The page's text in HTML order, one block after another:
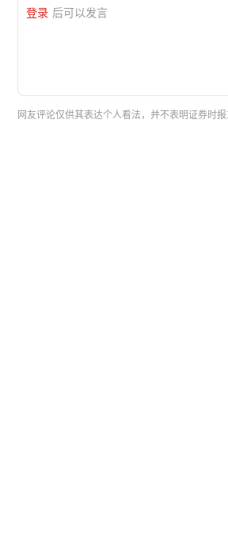
登录 后可以发言
网友评论仅供其表达个人看法，并不表明证券时